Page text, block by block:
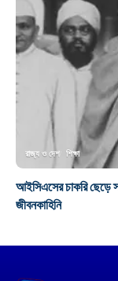
রাজ্য ও দেশ শিক্ষা
আইসিএসের চাকরি ছেড়ে
জীবনকাহিনি